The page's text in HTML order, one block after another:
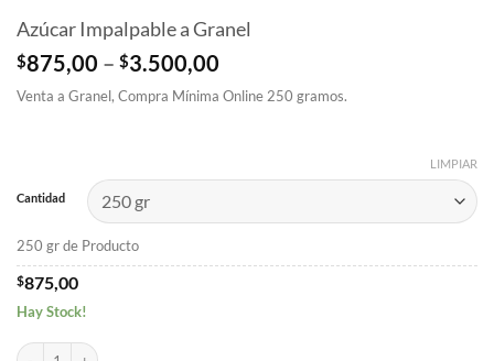
Azúcar Impalpable a Granel
$875,00 – $3.500,00
$875,00
Venta a Granel, Compra Mínima Online 250 gramos.
Cantidad
LIMPIAR
250 gr de Producto
$875,00
Hay Stock!
Azúcar Impalpable a Granel cantidad